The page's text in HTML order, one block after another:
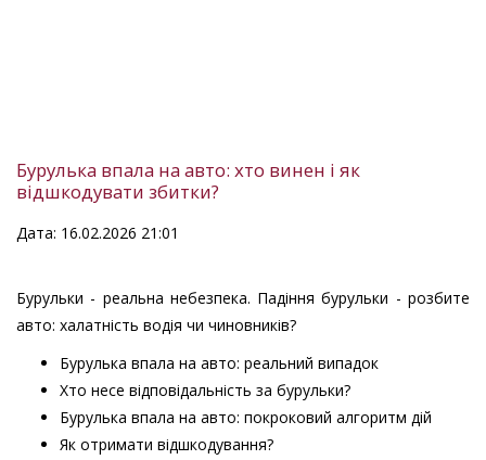
Бурулька впала на авто: хто винен і як
відшкодувати збитки?
Дата: 16.02.2026 21:01
Бурульки - реальна небезпека. Падіння бурульки - розбите
авто: халатність водія чи чиновників?
Бурулька впала на авто: реальний випадок
Хто несе відповідальність за бурульки?
Бурулька впала на авто: покроковий алгоритм дій
Як отримати відшкодування?